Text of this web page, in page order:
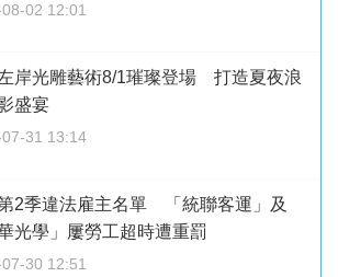
02 12:01
岸光雕藝術8/1璀璨登場 打造夏夜浪
盛宴
31 13:14
2季違法雇主名單 「統聯客運」及
華光學」屢勞工超時遭重罰
30 12:51